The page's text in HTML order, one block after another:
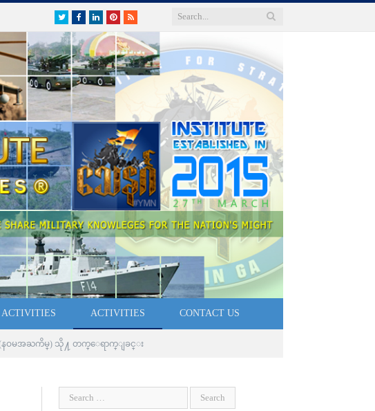
TwitterFacebookLinkedInPinterest
RSS
ACTIVITIES ACTIVITIES CONTACT US
း (နဝမအႀကိမ္) သို႔ တက္ေရာက္ျခင္း